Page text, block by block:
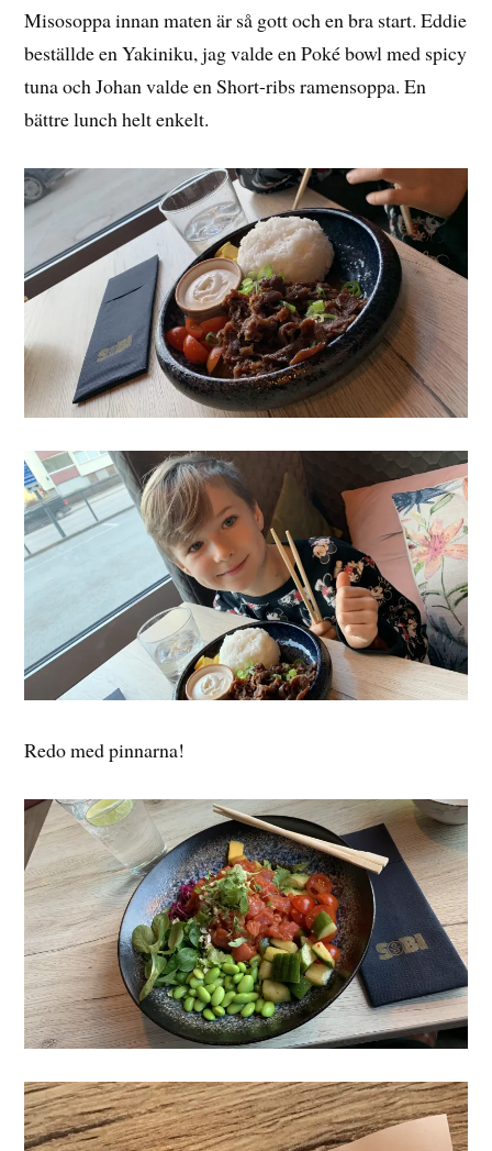
Misosoppa innan maten är så gott och en bra start. Eddie
beställde en Yakiniku, jag valde en Poké bowl med spicy
tuna och Johan valde en Short-ribs ramensoppa. En
bättre lunch helt enkelt.
Redo med pinnarna!